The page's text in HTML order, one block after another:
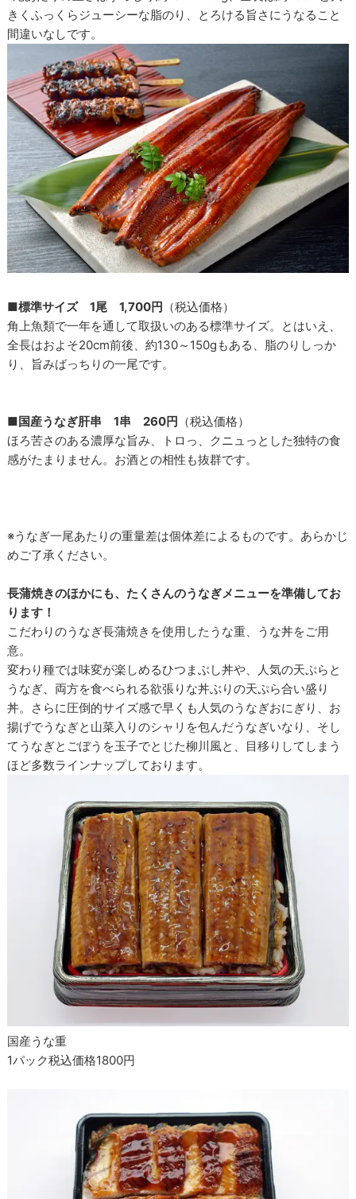
きくふっくらジューシーな脂のり、とろける旨さにうなること
間違いなしです。
■標準サイズ 1尾 1,700円 （税込価格）
角上魚類で一年を通して取扱いのある標準サイズ。とはいえ、
全長はおよそ20cm前後、約130～150gもある、脂のりしっか
り、旨みばっちりの一尾です。
■国産うなぎ肝串 1串 260円 （税込価格）
ほろ苦さのある濃厚な旨み、トロっ、クニュっとした独特の食
感がたまりません。お酒との相性も抜群です。
※うなぎ一尾あたりの重量差は個体差によるものです。あらかじ
めご了承ください。
長蒲焼きのほかにも、たくさんのうなぎメニューを準備してお
ります！
こだわりのうなぎ長蒲焼きを使用したうな重、うな丼をご用
意。
変わり種では味変が楽しめるひつまぶし丼や、人気の天ぷらと
うなぎ、両方を食べられる欲張りな丼ぶりの天ぷら合い盛り
丼。さらに圧倒的サイズ感で早くも人気のうなぎおにぎり、お
揚げでうなぎと山菜入りのシャリを包んだうなぎいなり、そし
てうなぎとごぼうを玉子でとじた柳川風と、目移りしてしまう
ほど多数ラインナップしております。
国産うな重
1パック税込価格1800円